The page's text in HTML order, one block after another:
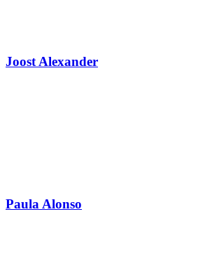
Joost Alexander
Paula Alonso